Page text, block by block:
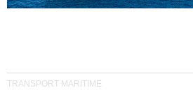
TRANSPORT MARITIME